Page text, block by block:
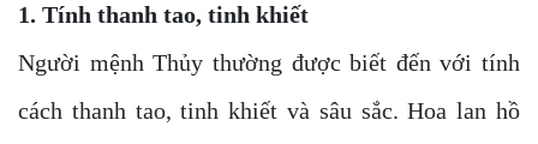
1. Tính thanh tao, tinh khiết
Người mệnh Thủy thường được biết đến với tính
cách thanh tao, tinh khiết và sâu sắc. Hoa lan hồ